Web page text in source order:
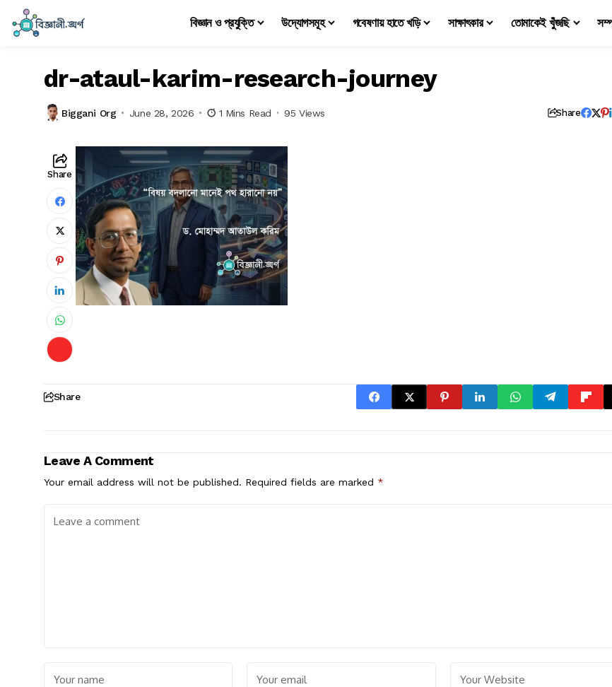
বিজ্ঞান ও প্রযুক্তি উদ্যোগসমূহ গবেষণায় হাতে খড়ি সাক্ষাৎকার তোমাকেই খুঁজছি
dr-ataul-karim-research-journey
Biggani Org June 28, 2026 1 Mins Read 95 Views Share
Share
Share
Leave A Comment
Your email address will not be published. Required fields are marked *